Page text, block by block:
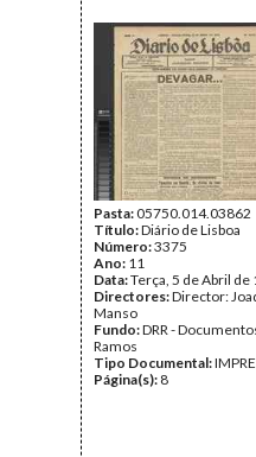
Pasta:05750.014.03862
Título:Diário de Lisboa
Número:3375
Ano: 11
Data:Terça, 5 de Abril de
Directores:Director:
Manso
Fundo:DRR -
Ramos
Tipo Documental:
Página(s): 8